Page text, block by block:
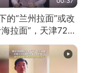
的“兰州拉面”或改
拉面”，天津72家
集体更换招牌